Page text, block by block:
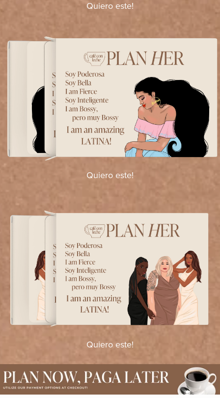
Quiero este!
Quiero este!
Quiero este!